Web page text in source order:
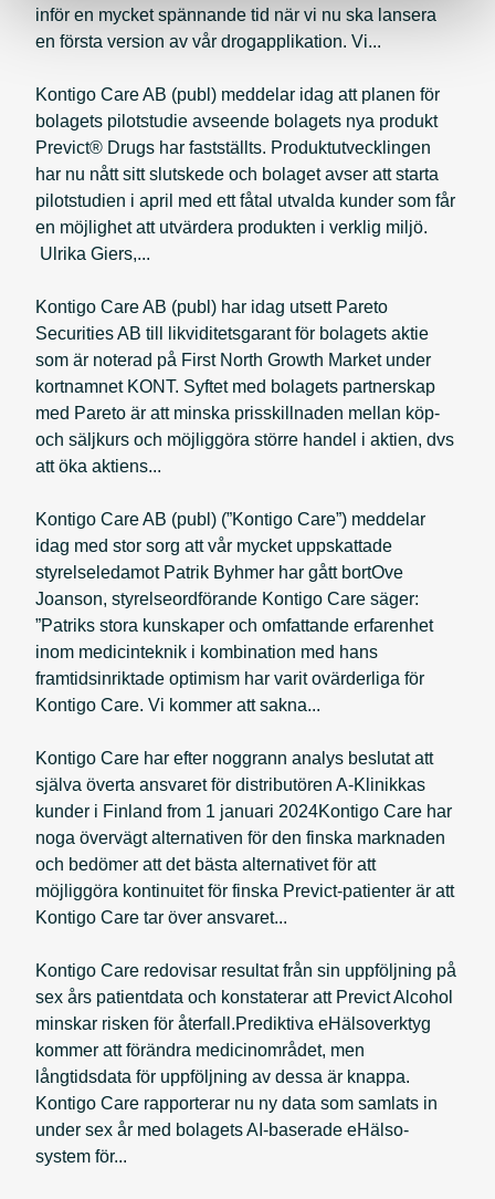
inför en mycket spännande tid när vi nu ska lansera
en första version av vår drogapplikation. Vi...
Kontigo Care AB (publ) meddelar idag att planen för
bolagets pilotstudie avseende bolagets nya produkt
Previct® Drugs har fastställts. Produktutvecklingen
har nu nått sitt slutskede och bolaget avser att starta
pilotstudien i april med ett fåtal utvalda kunder som får
en möjlighet att utvärdera produkten i verklig miljö.
Ulrika Giers,...
Kontigo Care AB (publ) har idag utsett Pareto
Securities AB till likviditetsgarant för bolagets aktie
som är noterad på First North Growth Market under
kortnamnet KONT. Syftet med bolagets partnerskap
med Pareto är att minska prisskillnaden mellan köp-
och säljkurs och möjliggöra större handel i aktien, dvs
att öka aktiens...
Kontigo Care AB (publ) (”Kontigo Care”) meddelar
idag med stor sorg att vår mycket uppskattade
styrelseledamot Patrik Byhmer har gått bortOve
Joanson, styrelseordförande Kontigo Care säger:
”Patriks stora kunskaper och omfattande erfarenhet
inom medicinteknik i kombination med hans
framtidsinriktade optimism har varit ovärderliga för
Kontigo Care. Vi kommer att sakna...
Kontigo Care har efter noggrann analys beslutat att
själva överta ansvaret för distributören A-Klinikkas
kunder i Finland from 1 januari 2024Kontigo Care har
noga övervägt alternativen för den finska marknaden
och bedömer att det bästa alternativet för att
möjliggöra kontinuitet för finska Previct-patienter är att
Kontigo Care tar över ansvaret...
Kontigo Care redovisar resultat från sin uppföljning på
sex års patientdata och konstaterar att Previct Alcohol
minskar risken för återfall.Prediktiva eHälsoverktyg
kommer att förändra medicinområdet, men
långtidsdata för uppföljning av dessa är knappa.
Kontigo Care rapporterar nu ny data som samlats in
under sex år med bolagets AI-baserade eHälso-
system för...